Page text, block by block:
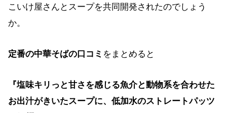
こいけ屋さんとスープを共同開発されたのでしょう
か。
定番の中華そばの口コミ をまとめると
『塩味キリっと甘さを感じる魚介と動物系を合わせた
お出汁がきいたスープに、低加水のストレートパッツ